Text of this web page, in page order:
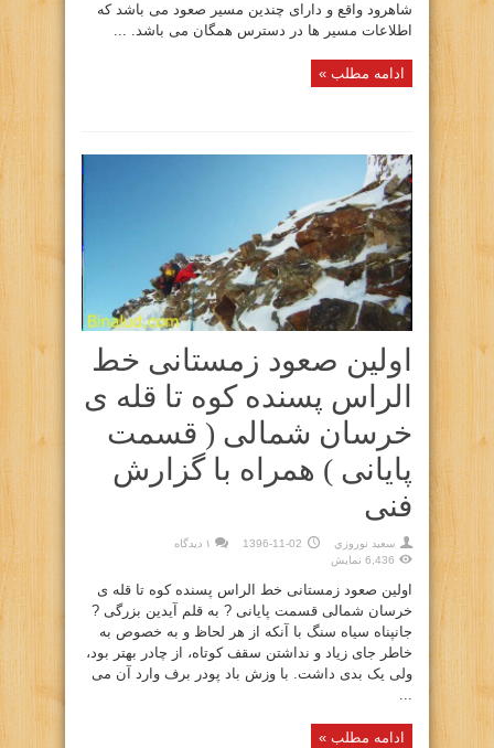
شاهرود واقع و دارای چندین مسیر صعود می باشد که
اطلاعات مسیر ها در دسترس همگان می باشد. ...
ادامه مطلب »
اولین صعود زمستانی خط
الراس پسنده کوه تا قله ی
خرسان شمالی ( قسمت
پایانی ) همراه با گزارش
فنی
سعيد نوروزي 1396-11-02
۱ دیدگاه
6,436 نمایش
اولین صعود زمستانی خط الراس پسنده کوه تا قله ی
خرسان شمالی قسمت پایانی ? به قلم آیدین بزرگی ?
جانپناه سیاه سنگ با آنکه از هر لحاظ و به خصوص به
خاطر جای زیاد و نداشتن سقف کوتاه، از چادر بهتر بود،
ولی یک بدی داشت. با وزش باد پودر برف وارد آن می
...
ادامه مطلب »